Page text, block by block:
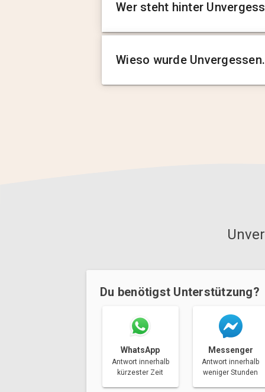
Wer steht hinter
Wieso wurde
Du benötigst Unterstützung?
WhatsApp
Antwort innerhalb
kürzester Zeit
Messenger
Antwort innerhalb
weniger Stunden